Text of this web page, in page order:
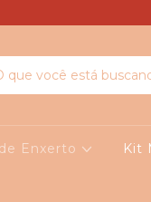
Enxerto Kit